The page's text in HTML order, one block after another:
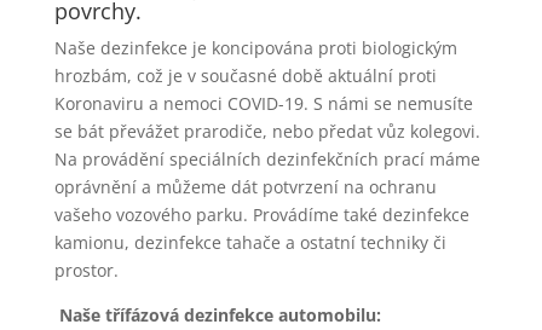
povrchy.
Naše dezinfekce je koncipována proti biologickým
hrozbám, což je v současné době aktuální proti
Koronaviru a nemoci COVID-19. S námi se nemusíte
se bát převážet prarodiče, nebo předat vůz kolegovi.
Na provádění speciálních dezinfekčních prací máme
oprávnění a můžeme dát potvrzení na ochranu
vašeho vozového parku. Provádíme také dezinfekce
kamionu, dezinfekce tahače a ostatní techniky či
prostor.
Naše třífázová dezinfekce automobilu: